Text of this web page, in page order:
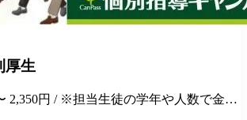
厚生
2,350円 / ※担当生徒の学年や人数で金額